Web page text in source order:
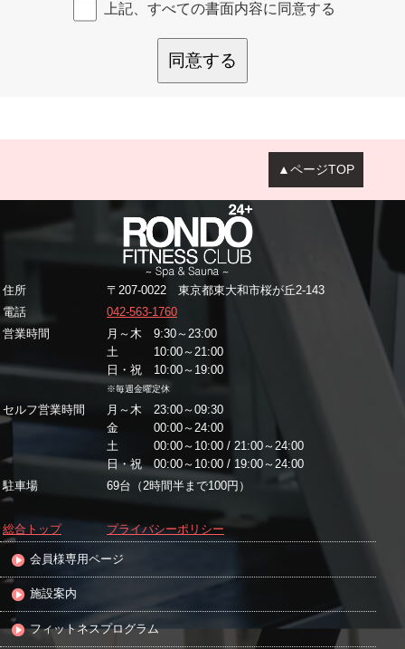
上記、すべての書面内容に同意する
同意する
▲ページTOP
住所
〒207-0022 東京都東大和市桜が丘2-143
電話
042-563-1760
営業時間
月～木 9:30～23:00
土 10:00～21:00
日・祝 10:00～19:00
※毎週金曜定休
セルフ営業時間
月～木 23:00～09:30
金 00:00～24:00
土 00:00～10:00 / 21:00～24:00
日・祝 00:00～10:00 / 19:00～24:00
駐車場
69台（2時間半まで100円）
総合トップ プライバシーポリシー
会員様専用ページ
施設案内
フィットネスプログラム